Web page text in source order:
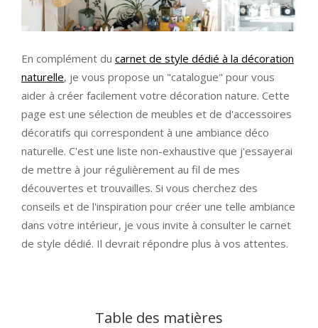
En complément du carnet de style dédié à la décoration
naturelle, je vous propose un "catalogue" pour vous
aider à créer facilement votre décoration nature. Cette
page est une sélection de meubles et de d'accessoires
décoratifs qui correspondent à une ambiance déco
naturelle. C'est une liste non-exhaustive que j'essayerai
de mettre à jour régulièrement au fil de mes
découvertes et trouvailles. Si vous cherchez des
conseils et de l'inspiration pour créer une telle ambiance
dans votre intérieur, je vous invite à consulter le carnet
de style dédié. Il devrait répondre plus à vos attentes.
Table des matières